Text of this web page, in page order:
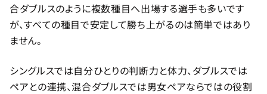
合ダブルスのように複数種目へ出場する選手も多いです
が、すべての種目で安定して勝ち上がるのは簡単ではあり
ません。
シングルスでは自分ひとりの判断力と体力、ダブルスでは
ペアとの連携、混合ダブルスでは男女ペアならではの役割